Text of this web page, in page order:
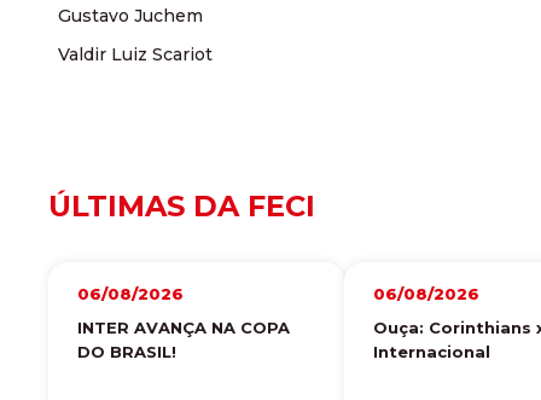
Gustavo Juchem
Valdir Luiz Scariot
ÚLTIMAS DA FECI
06/08/2026
INTER AVANÇA NA COPA
DO BRASIL!
06/08/2026
Ouça: Corinthians
Internacional